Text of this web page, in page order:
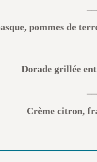
pommes de
Dorade grillée
Crème citron,